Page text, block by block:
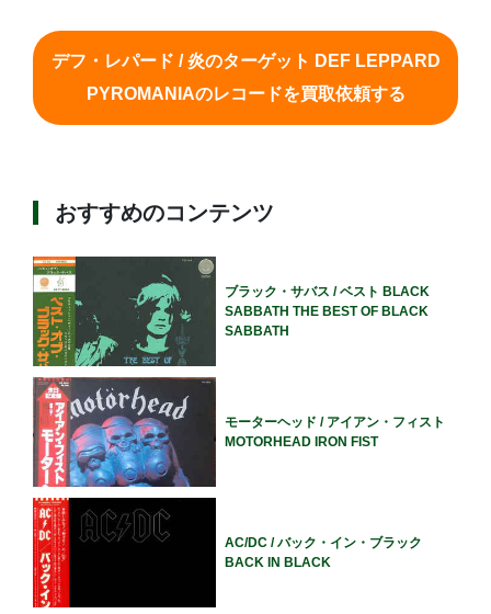
デフ・レパード / 炎のターゲット DEF LEPPARD
PYROMANIAのレコードを買取依頼する
おすすめのコンテンツ
ブラック・サバス / ベスト BLACK
SABBATH THE BEST OF BLACK
SABBATH
モーターヘッド / アイアン・フィスト
MOTORHEAD IRON FIST
AC/DC / バック・イン・ブラック
BACK IN BLACK